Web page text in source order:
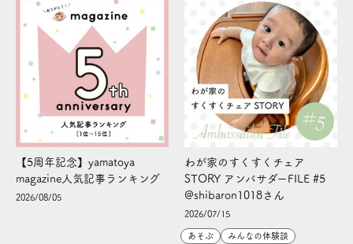
【5周年記念】yamatoya
magazine人気記事ランキング
2026/08/05
わが家のすくすくチェア
STORY アンバサダーFILE #5
@shibaron1018さん
2026/07/15
あそぶ
みんなの体験談